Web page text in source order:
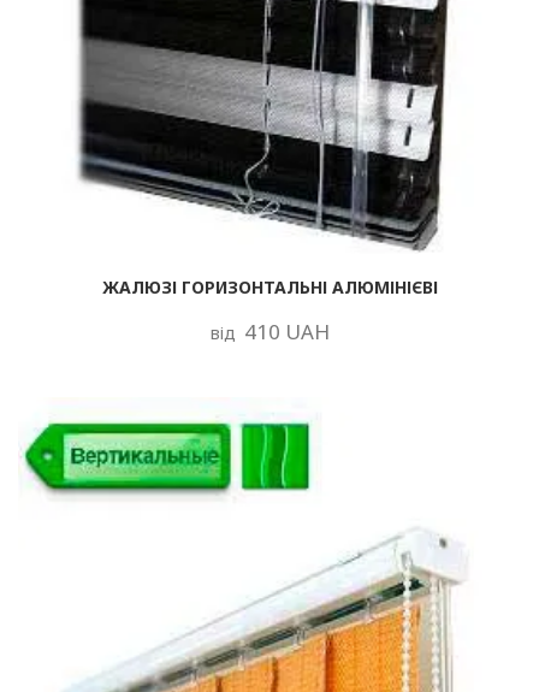
ЖАЛЮЗІ ГОРИЗОНТАЛЬНІ АЛЮМІНІЄВІ
від 410 UAH